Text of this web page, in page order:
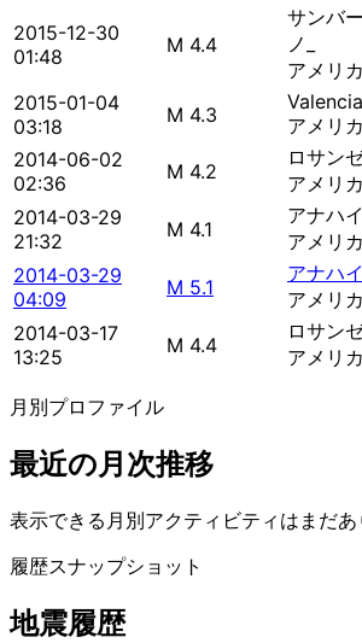
2015-12-30
01:48
M 4.4
サンバ
ノ_
アメリ
2015-01-04
03:18
M 4.3
Valencia
アメリ
2014-06-02
02:36
M 4.2
ロサン
アメリ
2014-03-29
21:32
M 4.1
アナハ
アメリ
2014-03-29
04:09
M 5.1
アナハ
アメリ
2014-03-17
13:25
M 4.4
ロサン
アメリ
月別プロファイル
最近の月次推移
表示できる月別アクティビティはまだあ
履歴スナップショット
地震履歴